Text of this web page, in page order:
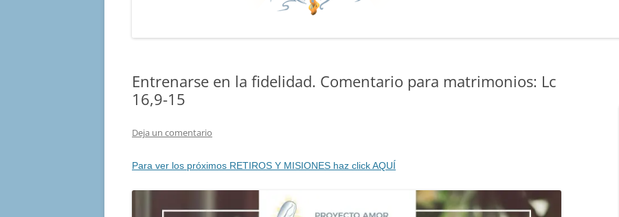
Entrenarse en la fidelidad. Comentario para matrimonios: Lc
16,9-15
Deja un comentario
Para ver los próximos RETIROS Y MISIONES haz click AQUÍ